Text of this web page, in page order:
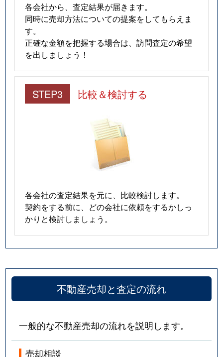
各会社から、査定結果が届きます。
同時に売却方法についての提案をしてもらえま
す。
正確な金額を把握する場合は、訪問査定の希望
を出しましょう！
STEP3 比較＆検討する
各会社の査定結果を元に、比較検討します。
契約をする前に、どの会社に依頼をするかしっ
かりと検討しましょう。
不動産売却と査定の流れ
一般的な不動産売却の流れを説明します。
売却相談